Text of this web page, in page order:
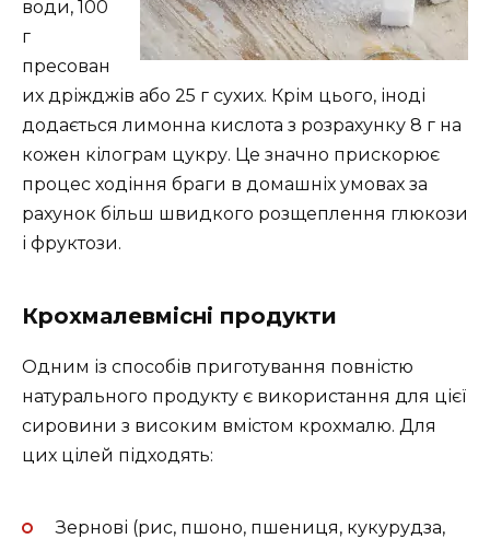
води, 100
г
пресован
их дріжджів або 25 г сухих. Крім цього, іноді
додається лимонна кислота з розрахунку 8 г на
кожен кілограм цукру. Це значно прискорює
процес ходіння браги в домашніх умовах за
рахунок більш швидкого розщеплення глюкози
і фруктози.
Крохмалевмісні продукти
Одним із способів приготування повністю
натурального продукту є використання для цієї
сировини з високим вмістом крохмалю. Для
цих цілей підходять:
Зернові (рис, пшоно, пшениця, кукурудза,